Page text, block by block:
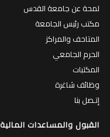
لمحة عن جامعة القدس
مكتب رئيس الجامعة
المتاحف والمراكز
الحرم الجامعي
المكتبات
وظائف شاغرة
إتـصل بنا
القبول والمساعدات المالية